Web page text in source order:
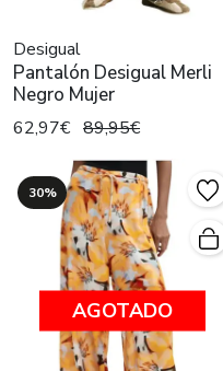
Desigual
Pantalón Desigual Merli
Negro Mujer
62,97€ 89,95€
30%
AGOTADO